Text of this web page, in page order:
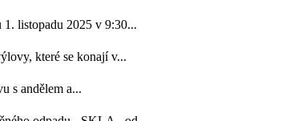
1. listopadu 2025 v 9:30...
které se konají v...
s andělem a...